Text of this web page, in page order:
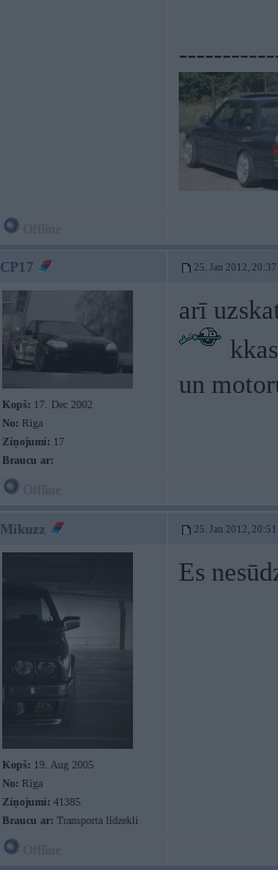
CP17 25. Jan 2012, 20:37
Kopš: 17. Dec 2002
No: Rīga
Ziņojumi: 17
Braucu ar:
arī
un
Mikuzz 25. Jan 2012, 20:51
Kopš: 19. Aug 2005
No: Rīga
Ziņojumi: 41385
Braucu ar: Transporta līdzekli
Es